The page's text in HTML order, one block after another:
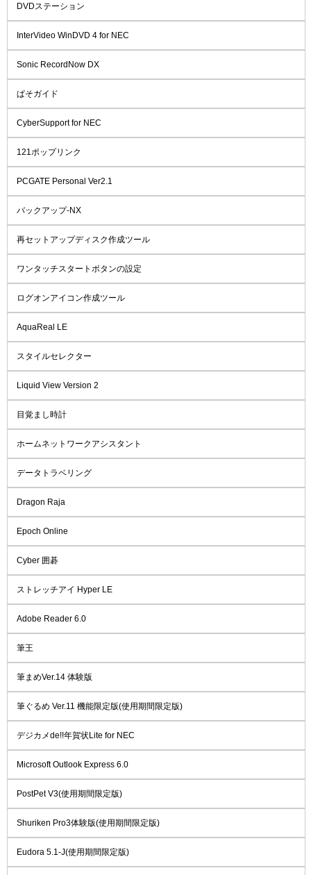
DVDステーション
InterVideo WinDVD 4 for NEC
Sonic RecordNow DX
ぱそガイド
CyberSupport for NEC
121ポップリンク
PCGATE Personal Ver2.1
バックアップ-NX
再セットアップディスク作成ツール
ワンタッチスタートボタンの設定
ログオンアイコン作成ツール
AquaReal LE
スタイルセレクター
Liquid View Version 2
目覚まし時計
ホームネットワークアシスタント
データトラベリング
Dragon Raja
Epoch Online
Cyber 囲碁
ストレッチアイ Hyper LE
Adobe Reader 6.0
筆王
筆まめVer.14 体験版
筆ぐるめ Ver.11 機能限定版(使用期間限定版)
デジカメde!!年賀状Lite for NEC
Microsoft Outlook Express 6.0
PostPet V3(使用期間限定版)
Shuriken Pro3体験版(使用期間限定版)
Eudora 5.1-J(使用期間限定版)